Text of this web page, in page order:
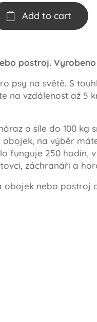
Add to cart
postroj. Vyrobeno
psy na světě. S
na vzdálenost až 5
o síle do 100 kg
obojek, na výběr
funguje 250 hodin,
záchranáři a
obojek nebo postroj